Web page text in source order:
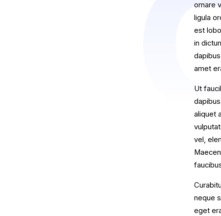
ornare
ligula
est
in
amet
Ut
aliquet
vel,
neque
eget